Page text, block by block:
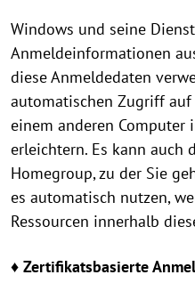
Windows und seine
Anmeldeinformationen
diese Anmeldedaten
automatischen Zugriff
einem anderen Computer
erleichtern. Es kann auch
Homegroup, zu der Sie
es automatisch nutzen,
Ressourcen innerhalb
♦ Zertifikatsbasierte